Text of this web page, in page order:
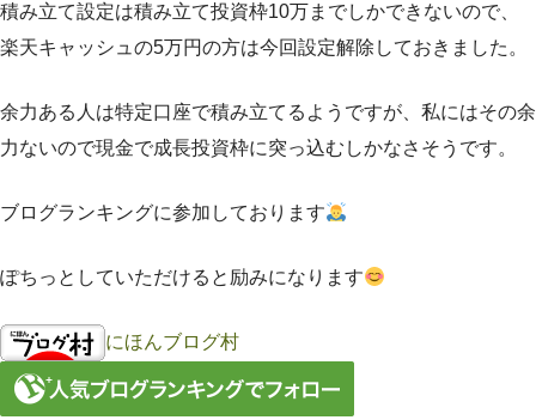
積み立て設定は積み立て投資枠10万までしかできないので、
楽天キャッシュの5万円の方は今回設定解除しておきました。
余力ある人は特定口座で積み立てるようですが、私にはその余
力ないので現金で成長投資枠に突っ込むしかなさそうです。
ブログランキングに参加しております
ぽちっとしていただけると励みになります
にほんブログ村